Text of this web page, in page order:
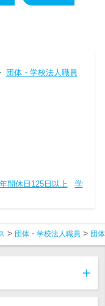
団体・学校法人職員
年間休日125日以上
学
団体・学校法人職員 団